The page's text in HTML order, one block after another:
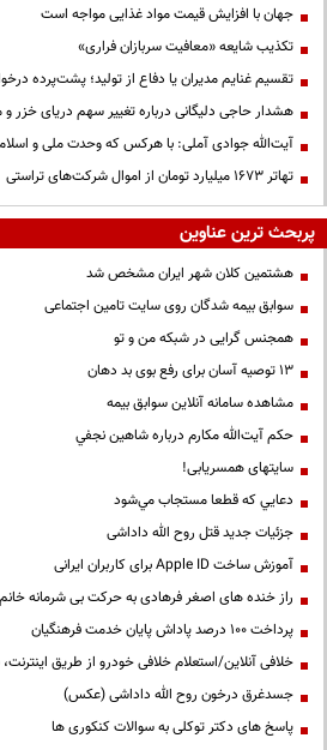
جهان با افزایش قیمت مواد غذایی مواجه است
تکذیب شایعه «معافیت سربازان فراری»
تقسیم غنایم مدیران یا دفاع از تولید؛ پشت‌پرده
هشدار حاجی دلیگانی درباره تغییر سهم دریای خزر و
آیت‌الله جوادی آملی: با هرکس که وحدت ملی و اسلامی
تهاتر ۱۶۷۳ میلیارد تومان از اموال شرکت‌های تراستی
پربحث ترین عناوین
هشتمین کلان شهر ایران مشخص شد
سوابق بیمه شدگان روی سایت تامین اجتماعی
همجنس گرایی در شبکه من و تو
13 توصیه آسان برای رفع بوی بد دهان
مشاهده سامانه آنلاين سوابق بیمه
حكم آيت‌الله مكارم درباره شاهين نجفي
سایتهای همسریابی!
دعايي كه قطعا مستجاب مي‌شود
جزئیات جدید قتل روح الله داداشی
آموزش ساخت Apple ID برای کاربران ایرانی
راز خنده های اصغر فرهادی به حرکت بی شرمانه
پرداخت ۱۰۰ درصد پاداش پایان خدمت فرهنگیان
خلافی آنلاین/استعلام خلافی خودرو از طریق اینترنت،
جسدغرق درخون روح الله داداشی (عکس)
پاسخ های دکتر توکلی به سوالات کنکوری ها